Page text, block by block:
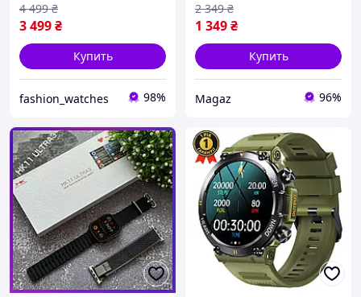
3 499₴
4 499 ₴
Купить
fashion_watches 98%
1 349₴
2 349 ₴
Купить
Magaz 96%